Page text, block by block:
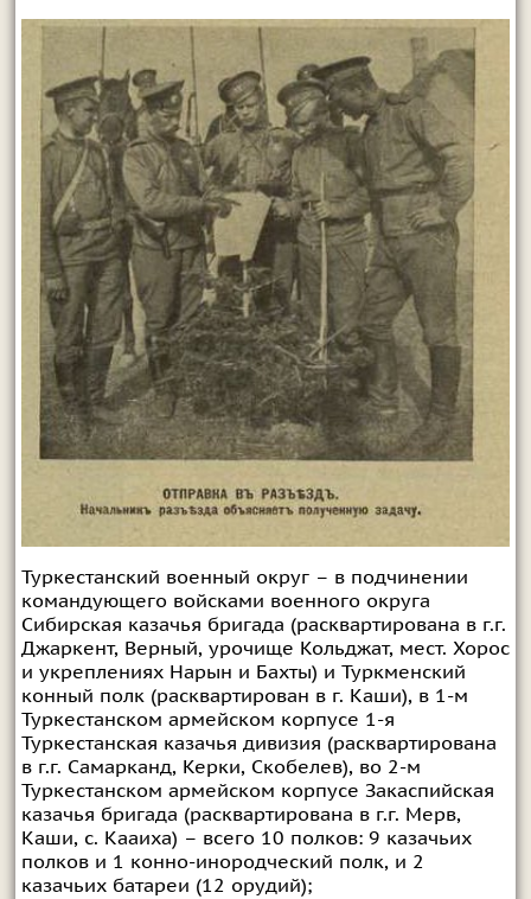
Туркестанский военный округ – в подчинении
командующего войсками военного округа
Сибирская казачья бригада (расквартирована в г.г.
Джаркент, Верный, урочище Кольджат, мест. Хорос
и укреплениях Нарын и Бахты) и Туркменский
конный полк (расквартирован в г. Каши), в 1-м
Туркестанском армейском корпусе 1-я
Туркестанская казачья дивизия (расквартирована
в г.г. Самарканд, Керки, Скобелев), во 2-м
Туркестанском армейском корпусе Закаспийская
казачья бригада (расквартирована в г.г. Мерв,
Каши, с. Кааиха) – всего 10 полков: 9 казачьих
полков и 1 конно-инородческий полк, и 2
казачьих батареи (12 орудий);